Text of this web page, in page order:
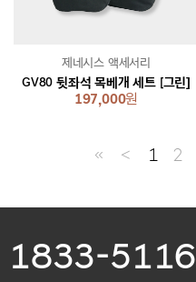
GV80 뒷좌석 목베개 세트 [그린]
197,000원
제네시스 액세서리
≪ ＜ 1 2
1833-5116